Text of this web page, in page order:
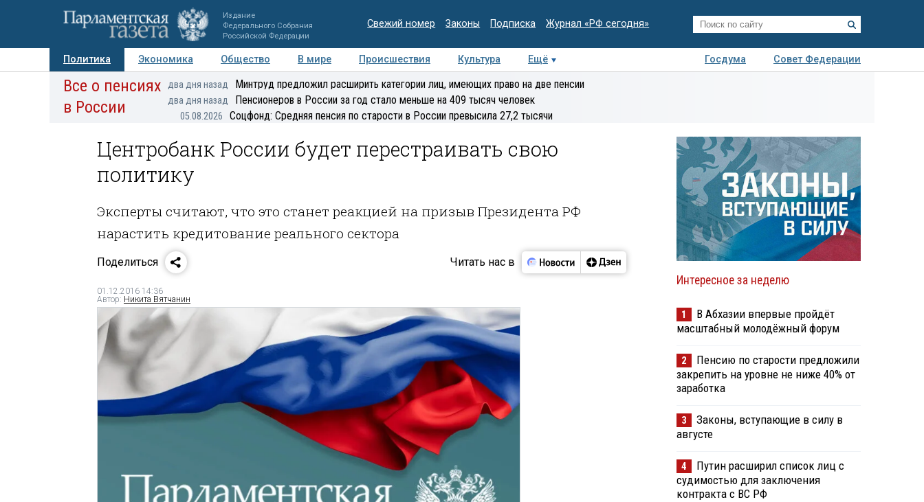
Издание
Федерального Собрания
Российской Федерации
Свежий номер Законы Подписка Журнал «РФ сегодня»
Политика Экономика Общество В мире Происшествия Культура Ещё Госдума
Совет Федерации
Авторы Персоны Мнения Регионы Медиацентр Интервью Колумнисты
Деловая
Все о пенсиях
в России
два дня назад Минтруд предложил расширить категории лиц, имеющих право на две пенсии
два дня назад Пенсионеров в России за год стало меньше на 409 тысяч человек
05.08.2026 Соцфонд: Средняя пенсия по старости в России превысила 27,2 тысячи
Центробанк России будет перестраивать свою
политику
Эксперты считают, что это станет реакцией на призыв Президента РФ
нарастить кредитование реального сектора
Поделиться Читать нас в
01.12.2016 14:36
Автор: Никита Вятчанин
Интересное за неделю
1
В Абхазии впервые пройдёт
масштабный молодёжный форум
2
Пенсию по старости предложили
закрепить на уровне не ниже 40% от
заработка
3
Законы, вступающие в силу в
августе
4
Путин расширил список лиц с
судимостью для заключения
контракта с ВС РФ